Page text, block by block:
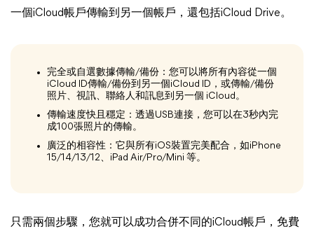
一個iCloud帳戶傳輸到另一個帳戶，還包括iCloud Drive。
完全或自選數據傳輸/備份：您可以將所有內容從一個
iCloud ID傳輸/備份到另一個iCloud ID，或傳輸/備份
照片、視訊、聯絡人和訊息到另一個 iCloud。
傳輸速度快且穩定：透過USB連接，您可以在3秒內完
成100張照片的傳輸。
廣泛的相容性：它與所有iOS裝置完美配合，如iPhone
15/14/13/12、iPad Air/Pro/Mini 等。
只需兩個步驟，您就可以成功合併不同的iCloud帳戶，免費